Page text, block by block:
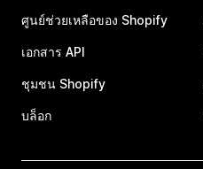
ศูนย์ช่วยเหลือของ Shopify
เอกสาร API
ชุมชน Shopify
บล็อก